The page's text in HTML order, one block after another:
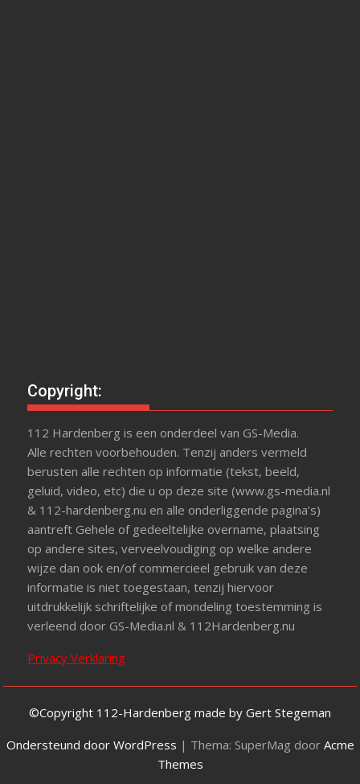
Copyright:
112 Hardenberg is een onderdeel van GS-Media.
Alle rechten voorbehouden. Tenzij anders vermeld
berusten alle rechten op informatie (tekst, beeld,
geluid, video, etc) die u op deze site (www.gs-media.nl
& 112-hardenberg.nu en alle onderliggende pagina’s)
aantreft Gehele of gedeeltelijke overname, plaatsing
op andere sites, verveelvoudiging op welke andere
wijze dan ook en/of commercieel gebruik van deze
informatie is niet toegestaan, tenzij hiervoor
uitdrukkelijk schriftelijke of mondeling toestemming is
verleend door GS-Media.nl & 112Hardenberg.nu
Privacy Verklaring
©Copyright 112-Hardenberg made by Gert Stegeman
Ondersteund door WordPress | Thema: SuperMag door Acme
Themes